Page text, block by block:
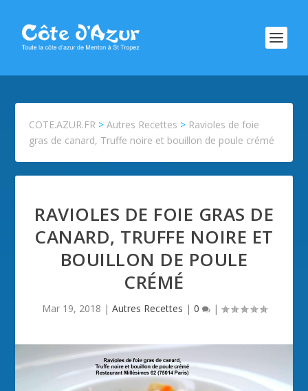
COTE.AZUR.FR >Autres Recettes > Ravioles de foie
gras de canard, Truffe noire et bouillon de poule crémé
RAVIOLES DE FOIE GRAS DE
CANARD, TRUFFE NOIRE ET
BOUILLON DE POULE
CRÉMÉ
Mar 19, 2018 | Autres Recettes | 0 |